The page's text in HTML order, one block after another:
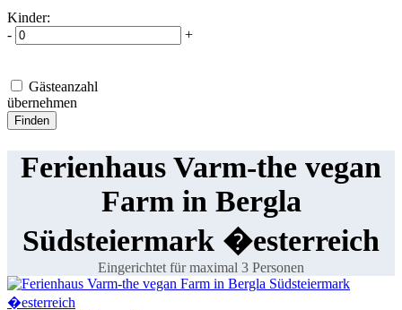
Kinder:
-
+
Gästeanzahl
übernehmen
Ferienhaus Varm-the vegan
Farm in Bergla
Südsteiermark �esterreich
Eingerichtet für maximal 3 Personen